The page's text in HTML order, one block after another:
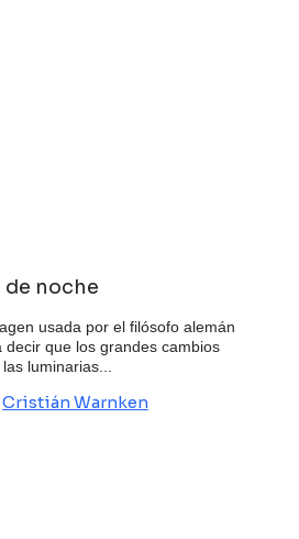
de noche
usada por el filósofo alemán
decir que los grandes cambios
luminarias...
Cristián Warnken